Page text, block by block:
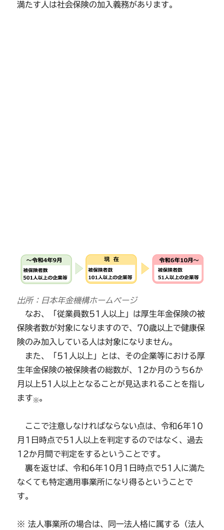
満たす人は社会保険の加入義務があります。
出所：日本年金機構ホームページ
なお、「従業員数51人以上」は厚生年金保険の被
保険者数が対象になりますので、70歳以上で健康保
険のみ加入している人は対象になりません。
また、「51人以上」とは、その企業等における厚
生年金保険の被保険者の総数が、12か月のうち6か
月以上51人以上となることが見込まれることを指し
ます※。
ここで注意しなければならない点は、令和6年10
月1日時点で51人以上を判定するのではなく、過去
12か月間で判定をするということです。
裏を返せば、令和6年10月1日時点で51人に満た
なくても特定適用事業所になり得るということで
す。
※ 法人事業所の場合は、同一法人格に属する（法人